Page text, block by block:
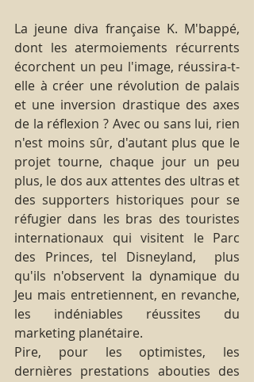
La jeune diva française K. M'bappé,
dont les atermoiements récurrents
écorchent un peu l'image, réussira-t-
elle à créer une révolution de palais
et une inversion drastique des axes
de la réflexion ? Avec ou sans lui, rien
n'est moins sûr, d'autant plus que le
projet tourne, chaque jour un peu
plus, le dos aux attentes des ultras et
des supporters historiques pour se
réfugier dans les bras des touristes
internationaux qui visitent le Parc
des Princes, tel Disneyland,  plus
qu'ils n'observent la dynamique du
Jeu mais entretiennent, en revanche,
les indéniables réussites du
marketing planétaire.
Pire, pour les optimistes, les
dernières prestations abouties des